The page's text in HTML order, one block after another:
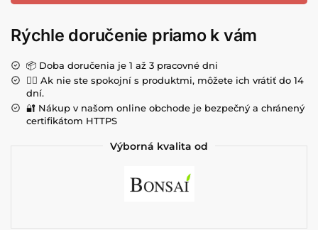
Rýchle doručenie priamo k vám
📦 Doba doručenia je 1 až 3 pracovné dni
💁‍♀️ Ak nie ste spokojní s produktmi, môžete ich vrátiť do 14
dní.
🔐 Nákup v našom online obchode je bezpečný a chránený
certifikátom HTTPS
Výborná kvalita od